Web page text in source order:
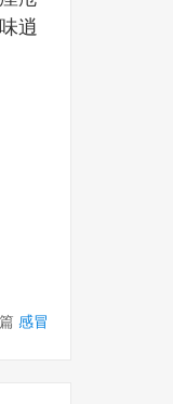
逍
感冒